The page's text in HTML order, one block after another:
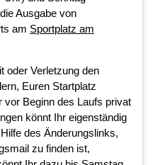
Ausgabe von
am Sportplatz am
oder Verletzung den
Euren Startplatz
vor Beginn des Laufs privat
könnt Ihr eigenständig
des Änderungslinks,
zu finden ist,